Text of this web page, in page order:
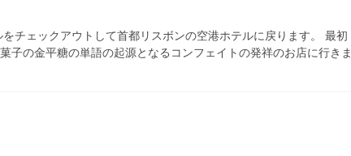
チェックアウトして首都リスボンの空港ホテルに戻ります。 最初
子の金平糖の単語の起源となるコンフェイトの発祥のお店に行きま